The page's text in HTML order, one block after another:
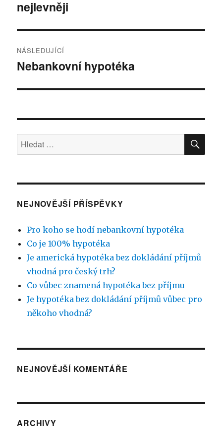
příspěvek
příspěvek:
nejlevněji
NÁSLEDUJÍCÍ
Následující
Nebankovní hypotéka
Hledat:
NEJNOVĚJŠÍ PŘÍSPĚVKY
Pro koho se hodí nebankovní hypotéka
Co je 100% hypotéka
Je americká hypotéka bez dokládání příjmů
vhodná pro český trh?
Co vůbec znamená hypotéka bez příjmu
Je hypotéka bez dokládání příjmů vůbec pro
někoho vhodná?
NEJNOVĚJŠÍ KOMENTÁŘE
ARCHIVY